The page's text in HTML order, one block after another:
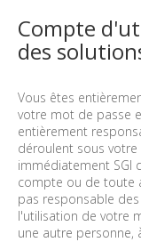
Compte
des
Vous êtes
votre mot de passe
entièrement
déroulent sous
immédiatement SGI
compte ou de toute
pas responsable
l'utilisation de votre
une autre personne,